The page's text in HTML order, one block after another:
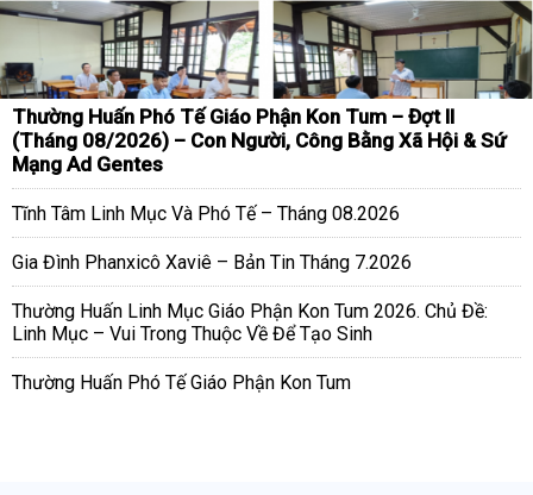
Thường Huấn Phó Tế Giáo Phận Kon Tum – Đợt II
(Tháng 08/2026) – Con Người, Công Bằng Xã Hội & Sứ
Mạng Ad Gentes
Tĩnh Tâm Linh Mục Và Phó Tế – Tháng 08.2026
Gia Đình Phanxicô Xaviê – Bản Tin Tháng 7.2026
Thường Huấn Linh Mục Giáo Phận Kon Tum 2026. Chủ Đề:
Linh Mục – Vui Trong Thuộc Về Để Tạo Sinh
Thường Huấn Phó Tế Giáo Phận Kon Tum